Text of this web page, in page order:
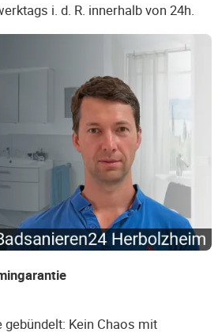
i. d. R. innerhalb von 24h.
Kein Chaos mit